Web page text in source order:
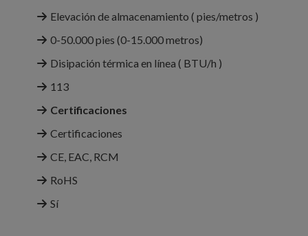
Elevación de almacenamiento ( pies/metros )
0-50.000 pies (0-15.000 metros)
Disipación térmica en línea ( BTU/h )
113
Certificaciones
Certificaciones
CE, EAC, RCM
RoHS
Sí